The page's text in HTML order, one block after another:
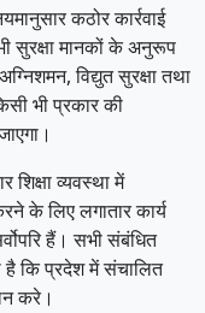
कठोर कार्रवाई
सुरक्षा मानकों के अनुरूप
विद्युत सुरक्षा तथा
भी प्रकार की
शिक्षा व्यवस्था में
के लिए लगातार कार्य
हैं। सभी संबंधित
है कि प्रदेश में संचालित
करे।